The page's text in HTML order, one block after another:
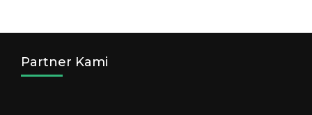
Partner Kami